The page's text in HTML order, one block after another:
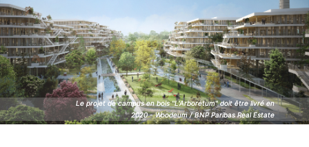
Le projet de campus en bois "L’Arboretum" doit être livré en
2020 - Woodeum / BNP Paribas Real Estate
Le projet de campus en bois "L’Arboretum" doit être livré en
2020 - Woodeum / BNP Paribas Real Estate